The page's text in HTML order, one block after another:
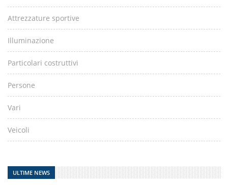
Attrezzature sportive
Illuminazione
Particolari costruttivi
Persone
Vari
Veicoli
ULTIME NEWS